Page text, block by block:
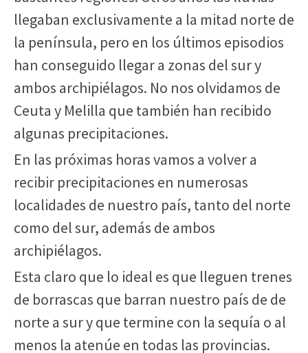
llegaban exclusivamente a la mitad norte de
la península, pero en los últimos episodios
han conseguido llegar a zonas del sur y
ambos archipiélagos. No nos olvidamos de
Ceuta y Melilla que también han recibido
algunas precipitaciones.
En las próximas horas vamos a volver a
recibir precipitaciones en numerosas
localidades de nuestro país, tanto del norte
como del sur, además de ambos
archipiélagos.
Esta claro que lo ideal es que lleguen trenes
de borrascas que barran nuestro país de de
norte a sur y que termine con la sequía o al
menos la atenúe en todas las provincias.